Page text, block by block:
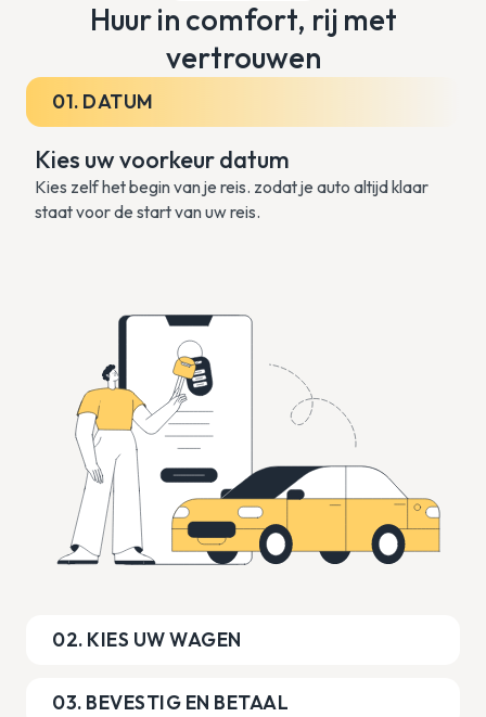
Huur in comfort, rij met
vertrouwen
01. DATUM
02. KIES UW WAGEN
03. BEVESTIG EN BETAAL
Kies uw voorkeur datum
Kies zelf het begin van je reis. zodat je auto altijd klaar
staat voor de start van uw reis.